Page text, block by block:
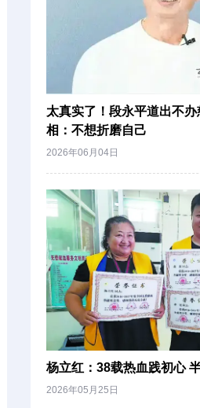
太真实了！段永平道出不
相：不想折磨自己
2026年06月04日
杨立红：38载热血践初心
2026年05月25日